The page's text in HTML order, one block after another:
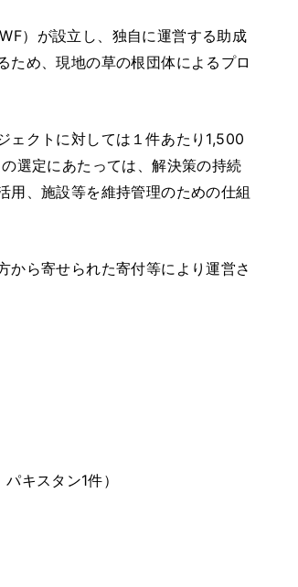
）が設立し、独自に運営する助成
ため、現地の草の根団体によるプロ
ェクトに対しては１件あたり1,500
選定にあたっては、解決策の持続
用、施設等を維持管理のための仕組
から寄せられた寄付等により運営さ
キスタン1件）